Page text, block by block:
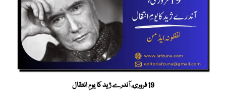
19 فروری، آندرے ژید کا یومِ انتقال